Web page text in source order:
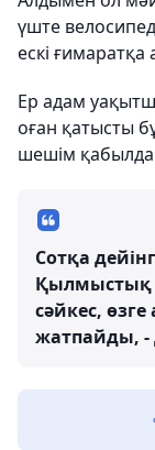
үште
ескі
Ер адам
оған қатысты
шешім
Сотқа
Қылмыстық
сәйкес,
жатпайды, -